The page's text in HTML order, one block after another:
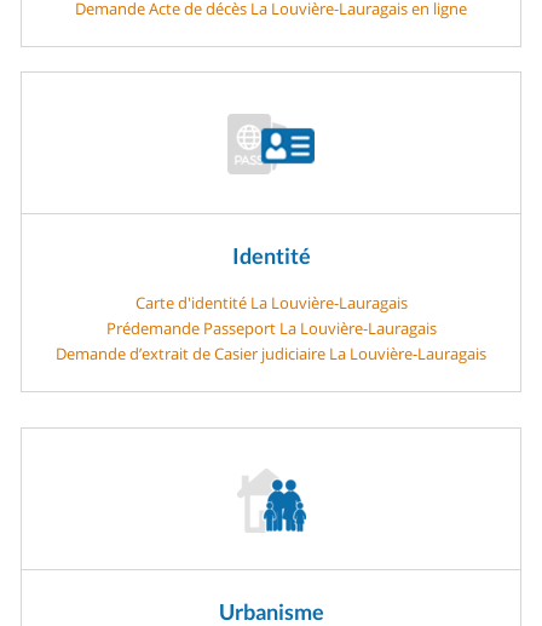
Demande Acte de décès La Louvière-Lauragais en ligne
Identité
Carte d'identité La Louvière-Lauragais
Prédemande Passeport La Louvière-Lauragais
Demande d’extrait de Casier judiciaire La Louvière-Lauragais
Urbanisme